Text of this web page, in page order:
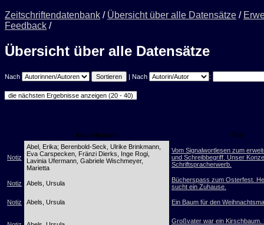
Zeitschriftendatenbank / Übersicht über alle Datensätze /
Feedback /
Übersicht über alle Datensätze
Nach | Nach :
Autor/Autorin Titel
Notiz
Abel, Erika; Berenbold-Seck, Ulrike Brinkmann,
Eva Carspecken, Fränzi Dierks, Inge Rogi,
Lavinia Ufermann, Gabriele Wischmeyer,
Marietta
Vom Signalwortlesen zum
und Schreibbegriff. Unser
Schriftspracherwerb.
Notiz Abels, Ursula
Bücherspass zum Osterfest.
sucht ein Zuhause.
Notiz Abels, Ursula Ein Baum für den
Großvater war ein Kirschbaum.